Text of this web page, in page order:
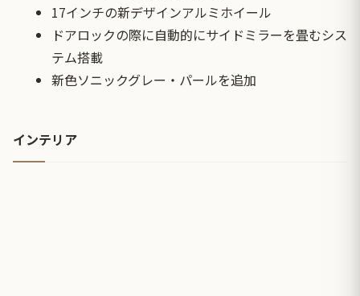
17インチの新デザインアルミホイール
ドアロックの際に自動的にサイドミラーを畳むシス
テム搭載
新色ソニックグレー・パールを追加
インテリア